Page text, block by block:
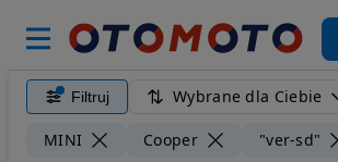
Filtruj Wybrane dla Ciebie
MINI Cooper "ver-sd"